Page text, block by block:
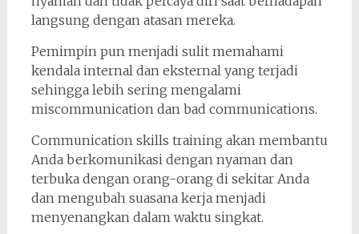
langsung dengan atasan mereka.
Pemimpin pun menjadi sulit memahami
kendala internal dan eksternal yang terjadi
sehingga lebih sering mengalami
miscommunication dan bad communications.
Communication skills training akan membantu
Anda berkomunikasi dengan nyaman dan
terbuka dengan orang-orang di sekitar Anda
dan mengubah suasana kerja menjadi
menyenangkan dalam waktu singkat.